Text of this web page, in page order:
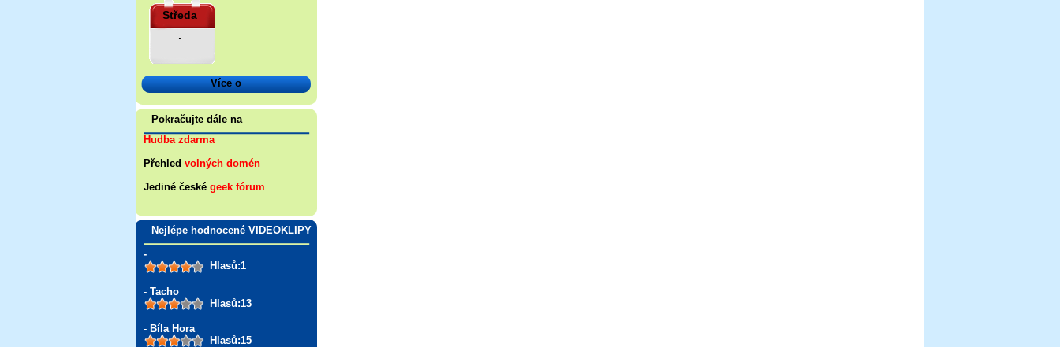
Středa
.
Více o
Pokračujte dále na
Hudba zdarma
Přehled volných domén
Jediné české geek fórum
Nejlépe hodnocené VIDEOKLIPY
-
Hlasů:1
- Tacho
Hlasů:13
- Bíla Hora
Hlasů:15